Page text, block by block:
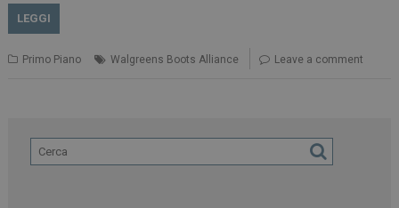
LEGGI
Primo Piano Walgreens Boots Alliance Leave a comment